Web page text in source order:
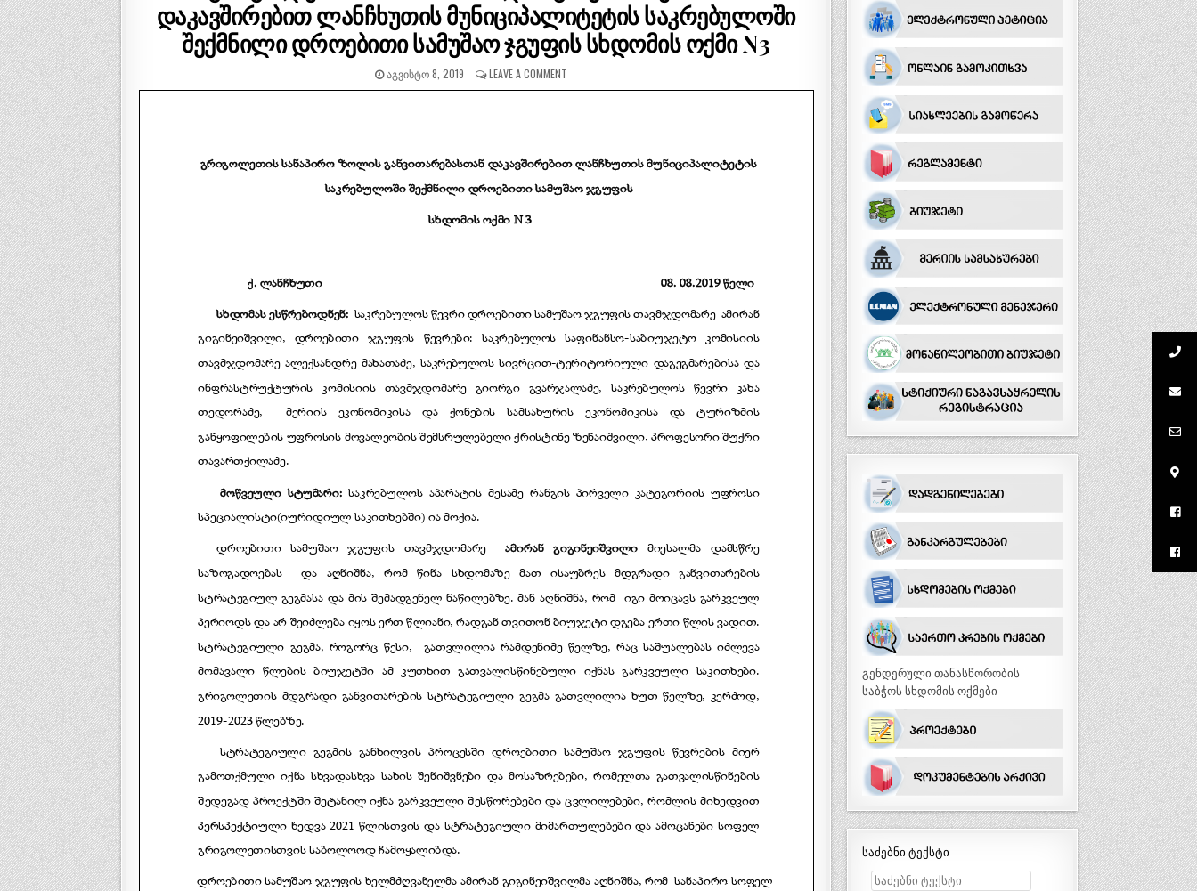
დაკავშირებით ლანჩხუთის მუნიციპალიტეტის საკრებულოში
შექმნილი დროებითი სამუშაო ჯგუფის სხდომის ოქმი N3
ᲐᲒᲕᲘᲡᲢᲝ 8, 2019 LEAVE A COMMENT
გენდერული თანასწორობის
საბჭოს სხდომის ოქმები
საძებნი ტექსტი